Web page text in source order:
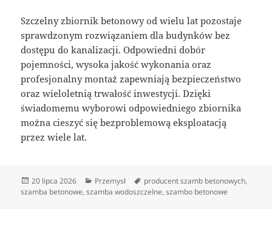
Szczelny zbiornik betonowy od wielu lat pozostaje
sprawdzonym rozwiązaniem dla budynków bez
dostępu do kanalizacji. Odpowiedni dobór
pojemności, wysoka jakość wykonania oraz
profesjonalny montaż zapewniają bezpieczeństwo
oraz wieloletnią trwałość inwestycji. Dzięki
świadomemu wyborowi odpowiedniego zbiornika
można cieszyć się bezproblemową eksploatacją
przez wiele lat.
Data
publikacji
20 lipca 2026 Kategorie
Przemysł Tagi
producent szamb betonowych,
szamba betonowe,szamba wodoszczelne,szambo betonowe